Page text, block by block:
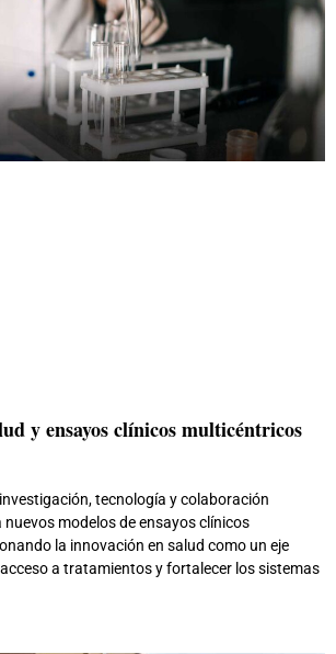
y ensayos clínicos multicéntricos
tecnología y colaboración
modelos de ensayos clínicos
la innovación en salud como un eje
a tratamientos y fortalecer los sistemas